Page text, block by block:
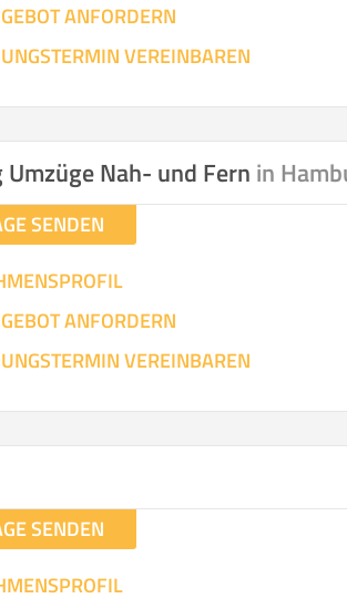
ANFORDERN
VEREINBAREN
Umzüge Nah- und Fern in
SENDEN
ANFORDERN
VEREINBAREN
SENDEN